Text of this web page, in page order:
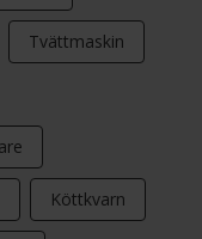
Tvättmaskin
Köttkvarn